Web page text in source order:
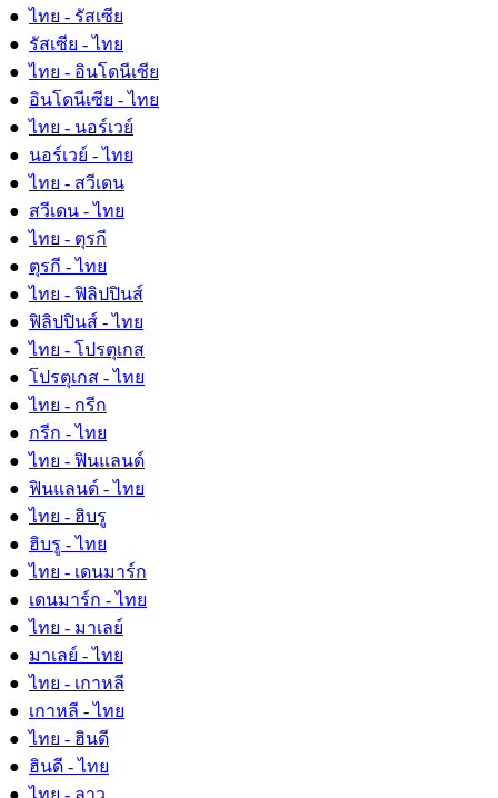
●ไทย - รัสเซีย
● รัสเซีย - ไทย
●ไทย - อินโดนีเซีย
● อินโดนีเซีย - ไทย
●ไทย - นอร์เวย์
● นอร์เวย์ - ไทย
●ไทย - สวีเดน
● สวีเดน - ไทย
●ไทย - ตุรกี
● ตุรกี - ไทย
●ไทย - ฟิลิปปินส์
● ฟิลิปปินส์ - ไทย
●ไทย - โปรตุเกส
● โปรตุเกส - ไทย
●ไทย - กรีก
● กรีก - ไทย
●ไทย - ฟินแลนด์
● ฟินแลนด์ - ไทย
●ไทย - ฮิบรู
● ฮิบรู - ไทย
●ไทย - เดนมาร์ก
● เดนมาร์ก - ไทย
●ไทย - มาเลย์
● มาเลย์ - ไทย
●ไทย - เกาหลี
● เกาหลี - ไทย
●ไทย - ฮินดี
● ฮินดี - ไทย